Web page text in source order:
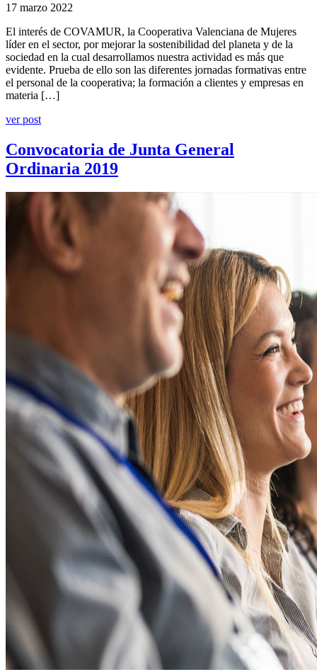
17 marzo 2022
El interés de COVAMUR, la Cooperativa Valenciana de Mujeres
líder en el sector, por mejorar la sostenibilidad del planeta y de la
sociedad en la cual desarrollamos nuestra actividad es más que
evidente. Prueba de ello son las diferentes jornadas formativas entre
el personal de la cooperativa; la formación a clientes y empresas en
materia […]
ver post
Convocatoria de Junta General
Ordinaria 2019